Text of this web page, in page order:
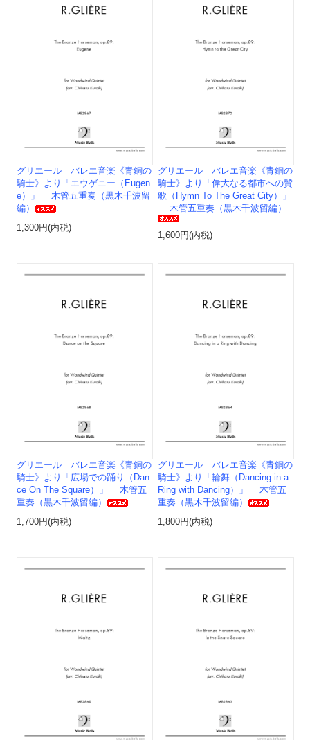
グリエール バレエ音楽《青銅の
騎士》より「エウゲニー（Eugen
e）」 木管五重奏（黒木千波留
編）
1,300円(内税)
グリエール バレエ音楽《青銅の
騎士》より「偉大なる都市への賛
歌（Hymn To The Great City）」
木管五重奏（黒木千波留編）
1,600円(内税)
グリエール バレエ音楽《青銅の
騎士》より「広場での踊り（Dan
ce On The Square）」 木管五
重奏（黒木千波留編）
1,700円(内税)
グリエール バレエ音楽《青銅の
騎士》より「輪舞（Dancing in a
Ring with Dancing）」 木管五
重奏（黒木千波留編）
1,800円(内税)